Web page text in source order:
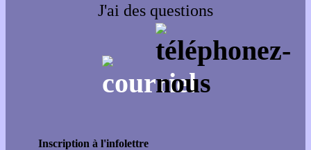
J'ai des questions
Inscription à l'infolettre